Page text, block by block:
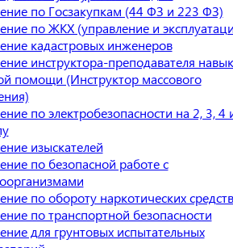
по Госзакупкам (44 ФЗ и 223 ФЗ)
по ЖКХ (управление и
кадастровых инженеров
инструктора-преподавателя
помощи (Инструктор массового
по электробезопасности на 2, 3, 4
изыскателей
по безопасной работе с
по обороту наркотических средств
по транспортной безопасности
для грунтовых испытательных